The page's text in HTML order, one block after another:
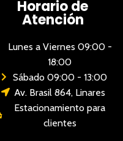
Horario de
Atención
Lunes a Viernes 09:00 -
18:00
Sábado 09:00 - 13:00
Av. Brasil 864, Linares
Estacionamiento para
clientes